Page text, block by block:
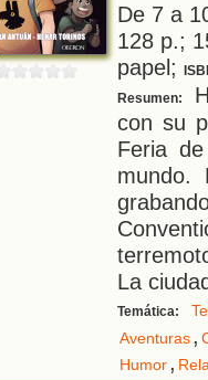
De 7 a
128 p.;
papel;
Resumen:
con su
Feria
mundo.
La
Temática:
Aventuras,
Humor,